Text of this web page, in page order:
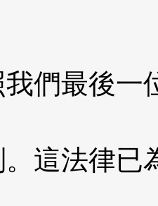
我們最後一
這法律已